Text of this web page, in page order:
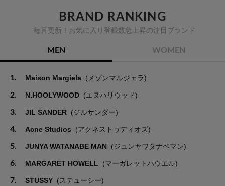
BRAND RANKING
毎月更新！お気に入り登録数急上昇の注目ブランド
MEN WOMEN
1. Maison Margiela (メゾンマルジェラ)
2. N.HOOLYWOOD (エヌハリウッド)
3. JIL SANDER (ジルサンダー)
4. Acne Studios (アクネストゥディオズ)
5. JUNYA WATANABE MAN (ジュンヤワタナベマン)
6. MARGARET HOWELL (マーガレットハウエル)
7. STUSSY (ステューシー)